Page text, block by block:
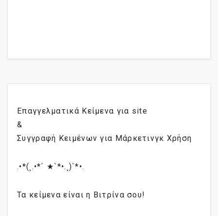
Επαγγελματικά Κείμενα για site
&
Συγγραφή Κειμένων για Μάρκετινγκ Χρήση
.•*(¸.•*´ ★`*•.¸)`*•.
Τα κείμενα είναι η Βιτρίνα σου!